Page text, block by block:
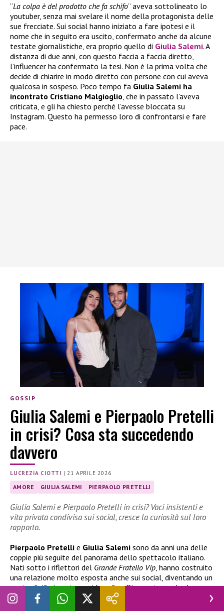
“La colpa è del prodotto che fa schifo” aveva sottolineato lo
youtuber, senza mai svelare il nome della protagonista delle
sue frecciate. Sui social hanno iniziato a fare ipotesi e il
nome che in seguito era uscito, confermato anche da alcune
testate giornalistiche, era proprio quello di Giulia Salemi. A
distanza di due anni, con questo faccia a faccia diretto,
l’influencer ha confermato la tesi. Non è la prima volta che
decide di chiarire in modo diretto con persone con cui aveva
qualcosa in sospeso. Poco tempo fa Giulia Salemi ha
incontrato Cristiano Malgioglio , che in passato l’aveva
criticata, e gli ha chiesto perché l’avesse bloccata su
Instagram. Questo ha permesso loro di confrontarsi e fare
pace.
GOSSIP
Giulia Salemi e Pierpaolo Pretelli
in crisi? Cosa sta succedendo
davvero
LUCREZIA CIOTTI |21 APRILE 2026
AMORE GIULIA SALEMI PIERPAOLO PRETELLI
Giulia Salemi e Pierpaolo Pretelli in crisi? Voci insistenti e
vita privata condivisa sui social, cresce la curiosità sul loro
rapporto.
Pierpaolo Pretelli e Giulia Salemi sono da anni una delle
coppie più seguite del panorama dello spettacolo italiano.
Nati sotto i riflettori del Grande Fratello Vip , hanno costruito
una relazione molto esposta anche sui social, diventando un
punto di riferimento per i loro fan. Di recente, però, alcune
indiscrezioni hanno riacceso l’attenzione su una possibile
tra i due, alimentando dubbi sul loro attuale